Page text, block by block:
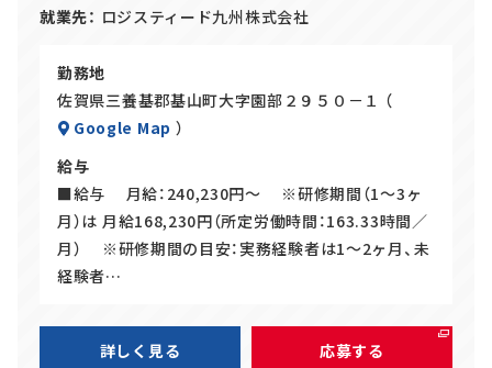
就業先 ロジスティード九州株式会社
勤務地
佐賀県三養基郡基山町大字園部２９５０－１ （
Google Map ）
給与
■給与 月給：240,230円～ ※研修期間（1～3ヶ
月）は 月給168,230円（所定労働時間：163.33時間／
月） ※研修期間の目安：実務経験者は1～2ヶ月、未
経験者…
詳しく見る 応募する